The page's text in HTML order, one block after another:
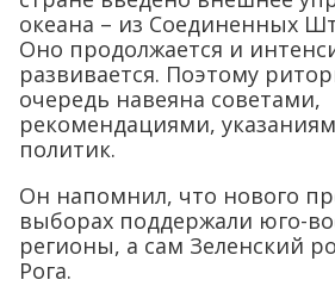
океана – из Соединенных
Оно продолжается и
развивается. Поэтому
очередь навеяна советами,
рекомендациями,
политик.
Он напомнил, что нового
выборах поддержали юго-
регионы, а сам Зеленский
Рога.